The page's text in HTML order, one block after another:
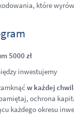
które
5000 zł
inwestujemy
w każdej
ochrona
każdego okresu